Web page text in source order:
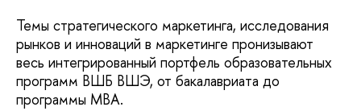
Темы стратегического маркетинга, исследования
рынков и инноваций в маркетинге пронизывают
весь интегрированный портфель образовательных
программ ВШБ ВШЭ, от бакалавриата до
программы MBA.